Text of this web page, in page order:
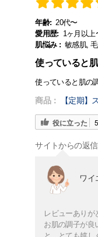
年齢: 20代〜
愛用歴: 1ヶ月以上
肌悩み : 敏感肌,
使っていると
使っていると肌の
商品： 【定期】
役に立った 5
サイトからの返信
ワイ
レビューありが
お肌の調子が良